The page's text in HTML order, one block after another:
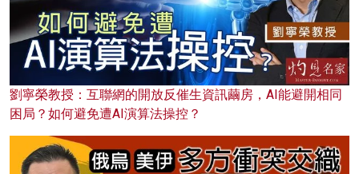
劉寧榮教授：互聯網的開放反催生資訊繭房，AI能避開相同
困局？如何避免遭AI演算法操控？